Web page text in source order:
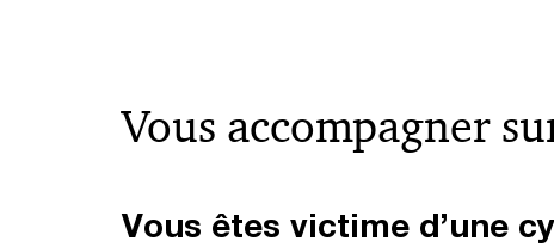
Vous accompagner
Vous êtes victime d’une